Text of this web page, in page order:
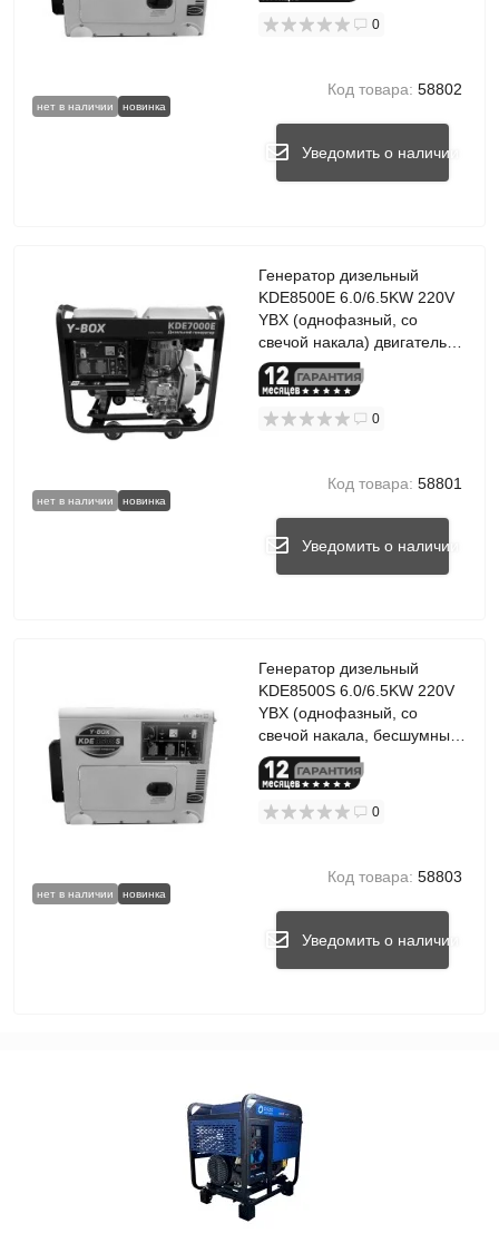
нет в наличии новинка
0
Код товара: 58802
Уведомить о наличии
нет в наличии новинка
Генератор дизельный
KDE8500E 6.0/6.5KW 220V
YBX (однофазный, со
свечой накала) двигатель
F192FE
0
Код товара: 58801
Уведомить о наличии
нет в наличии новинка
Генератор дизельный
KDE8500S 6.0/6.5KW 220V
YBX (однофазный, со
свечой накала, бесшумный)
двигатель F192FE
0
Код товара: 58803
Уведомить о наличии